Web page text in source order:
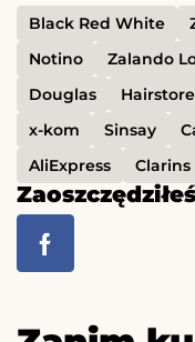
Black Red White
Notino
Zalando
Douglas
x-kom
Sinsay
AliExpress
Clarins